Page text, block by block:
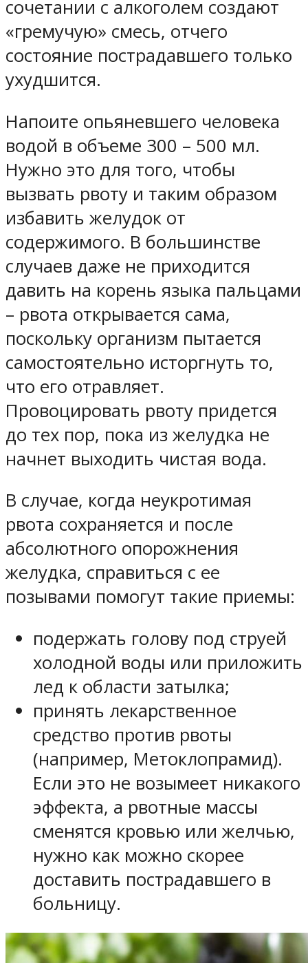
сочетании с алкоголем создают
«гремучую» смесь, отчего
состояние пострадавшего только
ухудшится.
Напоите опьяневшего человека
водой в объеме 300 – 500 мл.
Нужно это для того, чтобы
вызвать рвоту и таким образом
избавить желудок от
содержимого. В большинстве
случаев даже не приходится
давить на корень языка пальцами
– рвота открывается сама,
поскольку организм пытается
самостоятельно исторгнуть то,
что его отравляет.
Провоцировать рвоту придется
до тех пор, пока из желудка не
начнет выходить чистая вода.
В случае, когда неукротимая
рвота сохраняется и после
абсолютного опорожнения
желудка, справиться с ее
позывами помогут такие приемы:
подержать голову под струей
холодной воды или приложить
лед к области затылка;
принять лекарственное
средство против рвоты
(например, Метоклопрамид).
Если это не возымеет никакого
эффекта, а рвотные массы
сменятся кровью или желчью,
нужно как можно скорее
доставить пострадавшего в
больницу.